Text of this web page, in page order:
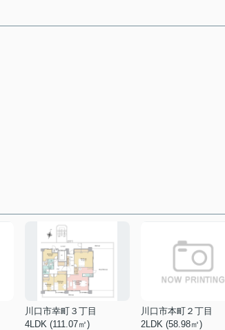
川口市幸町３丁目
4LDK (111.07㎡)
川口市本町２丁目
2LDK (58.98㎡)